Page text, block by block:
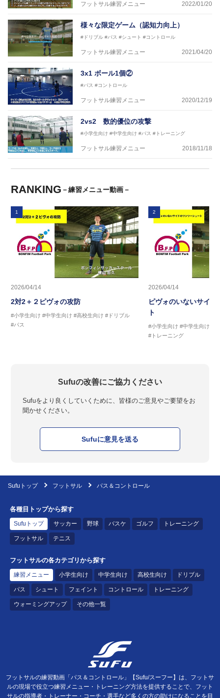
フットサル練習メニュー 2022/01/20
様々な限定ゲーム（認知力向上）
#ドリブル #パス #シュート #コントロール
フットサル練習メニュー 2021/04/20
3x1 ボール1個②
#パス #コントロール
フットサル練習メニュー 2020/12/19
2vs2 数的優位の攻撃
#小学生向け #中学生向け #パス #トレーニング
フットサル練習メニュー 2018/11/18
RANKING －練習メニュー動画－
1
2026/04/14
2対2＋２ピヴォの攻防
#小学生向け #中学生向け #高校生向け #ドリブル
#パス
2
2026/04/14
ピヴォのいないサイド
ト
#小学生向け #中学生向け
#トレーニング
Sufuの改善にご協力ください
Sufuをより良くしていくために、皆様のご意見やご要望をお
聞かせください。
Sufuに意見を送る
Sufuトップ フットサル パス＆コントロール
各種目トップから探す
Sufuトップ サッカー 野球 バスケ ゴルフ トレーニング
フットサル テニス
フットサルの各カテゴリから探す
練習メニュー 小学生向け 中学生向け 高校生向け ドリブル
パス シュート フェイント コントロール トレーニング
ウォーミングアップ その他一覧
フットサルの練習動画「パス＆コントロール」【Sufu/スーフー】は、フットサ
ルの現場で役立つ練習メニュー・トレーニング方法を提供することで、フット
サルの指導者・トレーナー・コーチ・選手など多くの方の助けになることを目